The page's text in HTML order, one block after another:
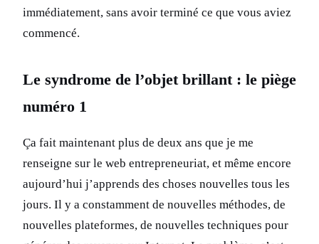
immédiatement, sans avoir terminé ce que vous aviez
commencé.
Le syndrome de l’objet brillant : le piège
numéro 1
Ça fait maintenant plus de deux ans que je me
renseigne sur le web entrepreneuriat, et même encore
aujourd’hui j’apprends des choses nouvelles tous les
jours. Il y a constamment de nouvelles méthodes, de
nouvelles plateformes, de nouvelles techniques pour